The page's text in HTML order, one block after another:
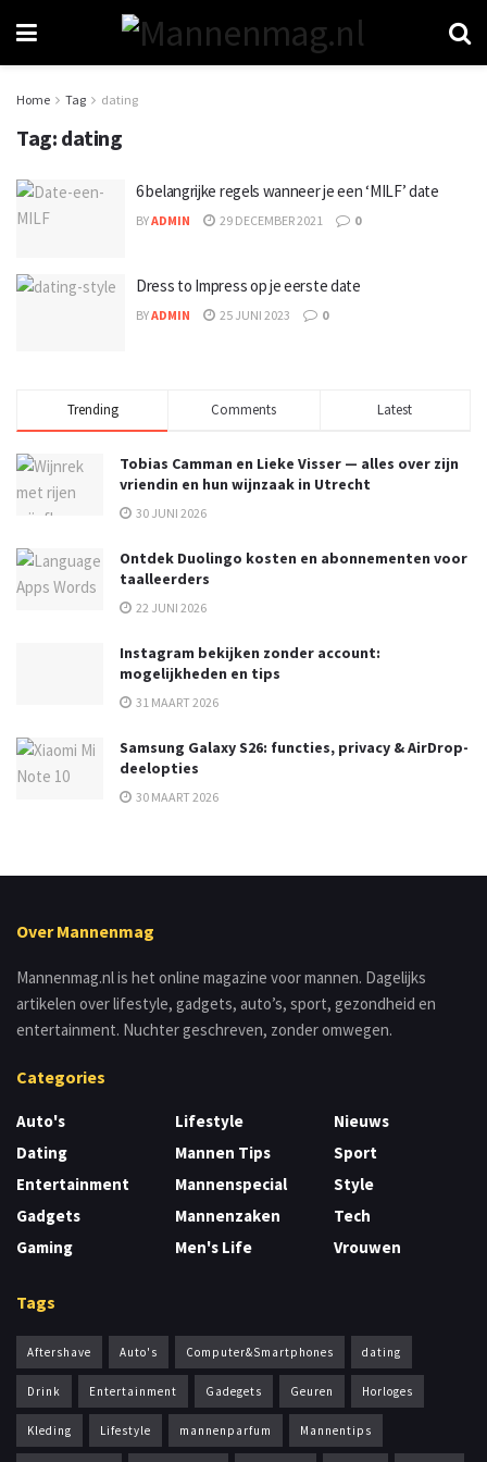
Home Tag dating
Tag: dating
6 belangrijke regels wanneer je een ‘MILF’ date
BYADMIN 29 DECEMBER 2021 0
Dress to Impress op je eerste date
BYADMIN 25 JUNI 2023 0
Trending Comments Latest
Tobias Camman en Lieke Visser — alles over zijn
vriendin en hun wijnzaak in Utrecht
30 JUNI 2026
Ontdek Duolingo kosten en abonnementen voor
taalleerders
22 JUNI 2026
Instagram bekijken zonder account:
mogelijkheden en tips
31 MAART 2026
Samsung Galaxy S26: functies, privacy & AirDrop-
deelopties
30 MAART 2026
Over Mannenmag
Mannenmag.nl is het online magazine voor mannen. Dagelijks
artikelen over lifestyle, gadgets, auto’s, sport, gezondheid en
entertainment. Nuchter geschreven, zonder omwegen.
Categories
Auto's
Dating
Entertainment
Gadgets
Gaming
Lifestyle
Mannen Tips
Mannenspecial
Mannenzaken
Men's Life
Nieuws
Sport
Style
Tech
Vrouwen
Tags
Aftershave Auto's Computer&Smartphones dating
Drink Entertainment Gadegets Geuren Horloges
Kleding Lifestyle mannenparfum Mannentips